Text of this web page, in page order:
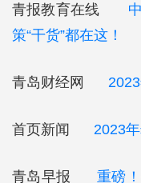
青报教育在线
策“干货”都在这！
青岛财经网
首页新闻 2023
青岛早报 重磅